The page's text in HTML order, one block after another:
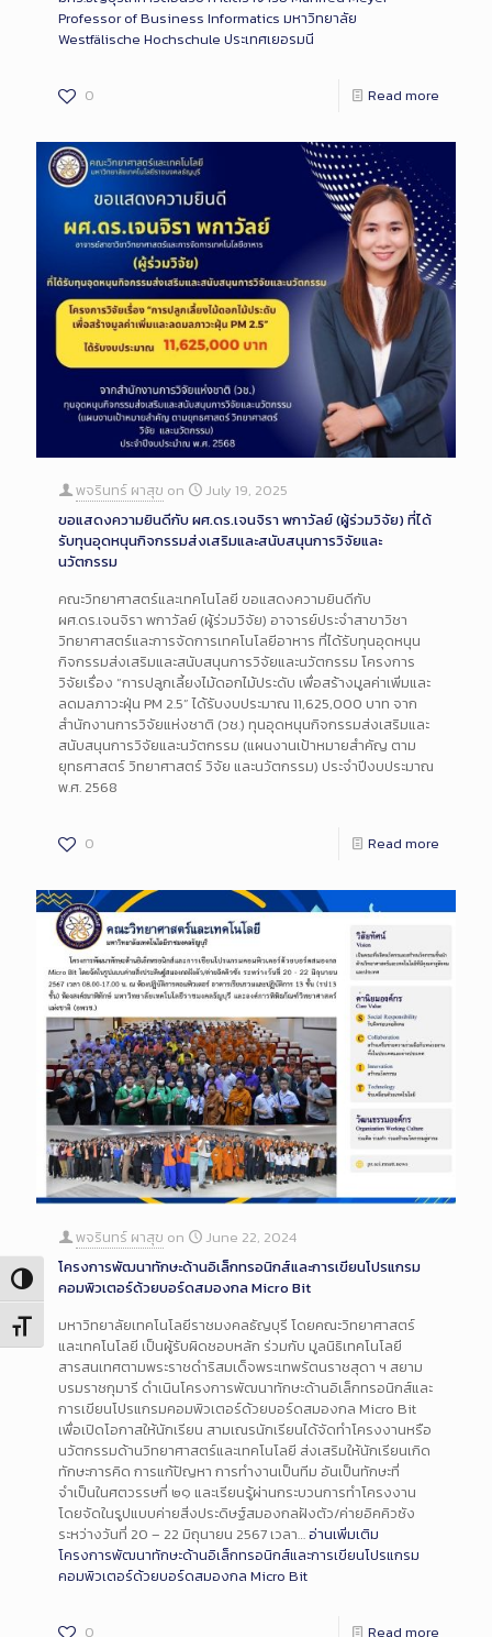
Toggle High Contrast
Toggle Font size
Professor of Business Informatics มหาวิทยาลัย
Westfälische Hochschule ประเทศเยอรมนี
0 Read more
พจรินทร์ ผาสุข on
July 19, 2025
ขอแสดงความยินดีกับ ผศ.ดร.เจนจิรา พกาวัลย์ (ผู้ร่วมวิจัย) ที่ได้
รับทุนอุดหนุนกิจกรรมส่งเสริมและสนับสนุนการวิจัยและ
นวัตกรรม
คณะวิทยาศาสตร์และเทคโนโลยี ขอแสดงความยินดีกับ
ผศ.ดร.เจนจิรา พกาวัลย์ (ผู้ร่วมวิจัย) อาจารย์ประจำสาขาวิชา
วิทยาศาสตร์และการจัดการเทคโนโลยีอาหาร ที่ได้รับทุนอุดหนุน
กิจกรรมส่งเสริมและสนับสนุนการวิจัยและนวัตกรรม โครงการ
วิจัยเรื่อง “การปลูกเลี้ยงไม้ดอกไม้ประดับ เพื่อสร้างมูลค่าเพิ่มและ
ลดมลภาวะฝุ่น PM 2.5” ได้รับงบประมาณ 11,625,000 บาท จาก
สำนักงานการวิจัยแห่งชาติ (วช.) ทุนอุดหนุนกิจกรรมส่งเสริมและ
สนับสนุนการวิจัยและนวัตกรรม (แผนงานเป้าหมายสำคัญ ตาม
ยุทธศาสตร์ วิทยาศาสตร์ วิจัย และนวัตกรรม) ประจำปีงบประมาณ
พ.ศ. 2568
0 Read more
พจรินทร์ ผาสุข on
June 22, 2024
โครงการพัฒนาทักษะด้านอิเล็กทรอนิกส์และการเขียนโปรแกรม
คอมพิวเตอร์ด้วยบอร์ดสมองกล Micro Bit
มหาวิทยาลัยเทคโนโลยีราชมงคลธัญบุรี โดยคณะวิทยาศาสตร์
และเทคโนโลยี เป็นผู้รับผิดชอบหลัก ร่วมกับ มูลนิธิเทคโนโลยี
สารสนเทศตามพระราชดำริสมเด็จพระเทพรัตนราชสุดา ฯ สยาม
บรมราชกุมารี ดำเนินโครงการพัฒนาทักษะด้านอิเล็กทรอนิกส์และ
การเขียนโปรแกรมคอมพิวเตอร์ด้วยบอร์ดสมองกล Micro Bit
เพื่อเปิดโอกาสให้นักเรียน สามเณรนักเรียนได้จัดทำโครงงานหรือ
นวัตกรรมด้านวิทยาศาสตร์และเทคโนโลยี ส่งเสริมให้นักเรียนเกิด
ทักษะการคิด การแก้ปัญหา การทำงานเป็นทีม อันเป็นทักษะที่
จำเป็นในศตวรรษที่ ๒๑ และเรียนรู้ผ่านกระบวนการทำโครงงาน
โดยจัดในรูปแบบค่ายสิ่งประดิษฐ์สมองกลฝังตัว/ค่ายอิคคิวซัง
ระหว่างวันที่ 20 – 22 มิถุนายน 2567 เวลา…อ่านเพิ่มเติม
โครงการพัฒนาทักษะด้านอิเล็กทรอนิกส์และการเขียนโปรแกรม
คอมพิวเตอร์ด้วยบอร์ดสมองกล Micro Bit
0 Read more